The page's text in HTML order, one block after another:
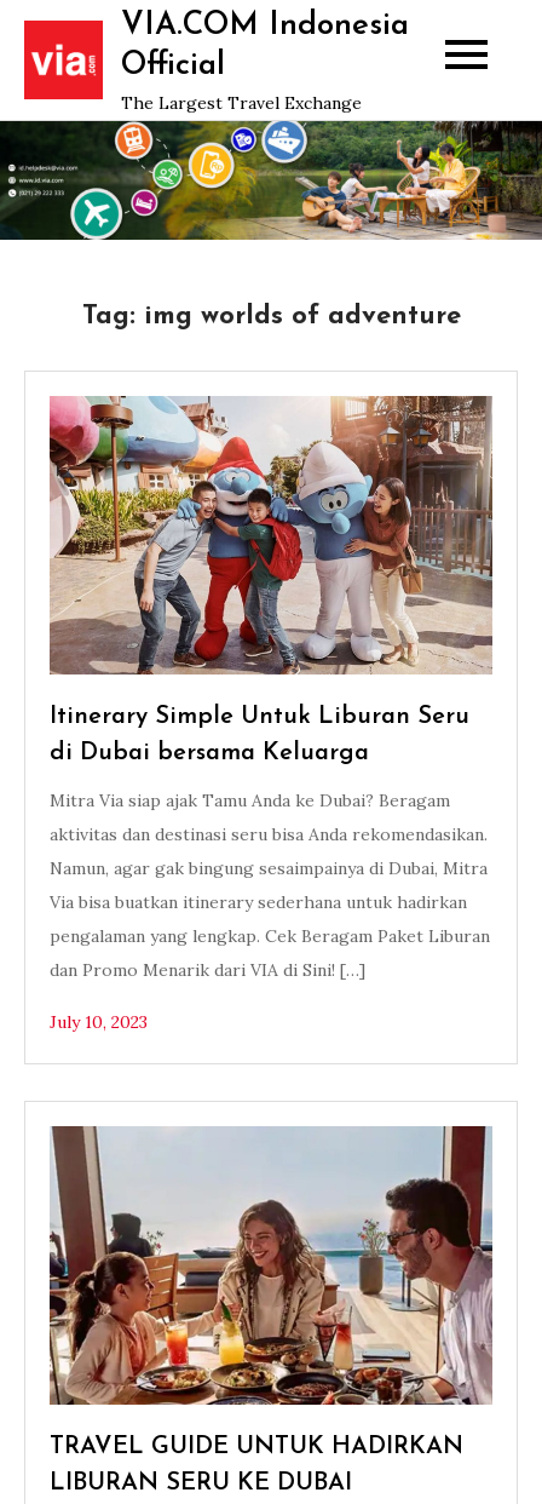
Skip
content
VIA.COM Indonesia
Official
The Largest Travel Exchange
Tag: img worlds of adventure
Itinerary Simple Untuk Liburan Seru
di Dubai bersama Keluarga
Mitra Via siap ajak Tamu Anda ke Dubai? Beragam
aktivitas dan destinasi seru bisa Anda rekomendasikan.
Namun, agar gak bingung sesaimpainya di Dubai, Mitra
Via bisa buatkan itinerary sederhana untuk hadirkan
pengalaman yang lengkap. Cek Beragam Paket Liburan
dan Promo Menarik dari VIA di Sini! […]
July 10, 2023
TRAVEL GUIDE UNTUK HADIRKAN
LIBURAN SERU KE DUBAI